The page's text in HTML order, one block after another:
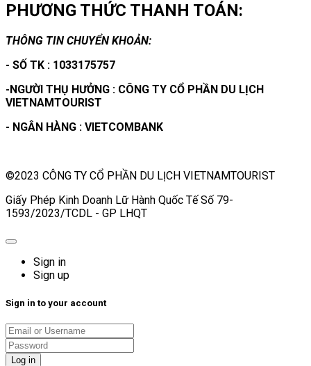
PHƯƠNG THỨC THANH TOÁN:
THÔNG TIN CHUYỂN KHOẢN:
- SỐ TK : 1033175757
-NGƯỜI THỤ HƯỞNG : CÔNG TY CỔ PHẦN DU LỊCH
VIETNAMTOURIST
- NGÂN HÀNG : VIETCOMBANK
©2023 CÔNG TY CỔ PHẦN DU LỊCH VIETNAMTOURIST
Giấy Phép Kinh Doanh Lữ Hành Quốc Tế Số 79-
1593/2023/TCDL - GP LHQT
Sign in
Sign up
Sign in to your account